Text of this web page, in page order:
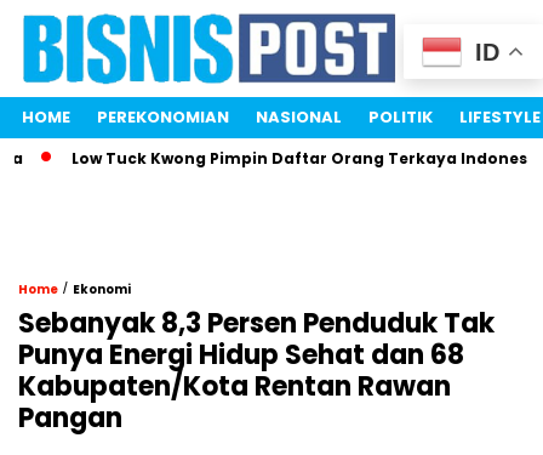
HOME PEREKONOMIAN NASIONAL POLITIK LIFESTYLE
Low Tuck Kwong Pimpin Daftar Orang Terkaya Indonesia
Home / Ekonomi
Sebanyak 8,3 Persen Penduduk Tak
Punya Energi Hidup Sehat dan 68
Kabupaten/Kota Rentan Rawan
Pangan
ID